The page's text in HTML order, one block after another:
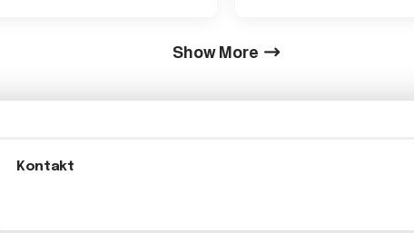
Show More
Kontakt